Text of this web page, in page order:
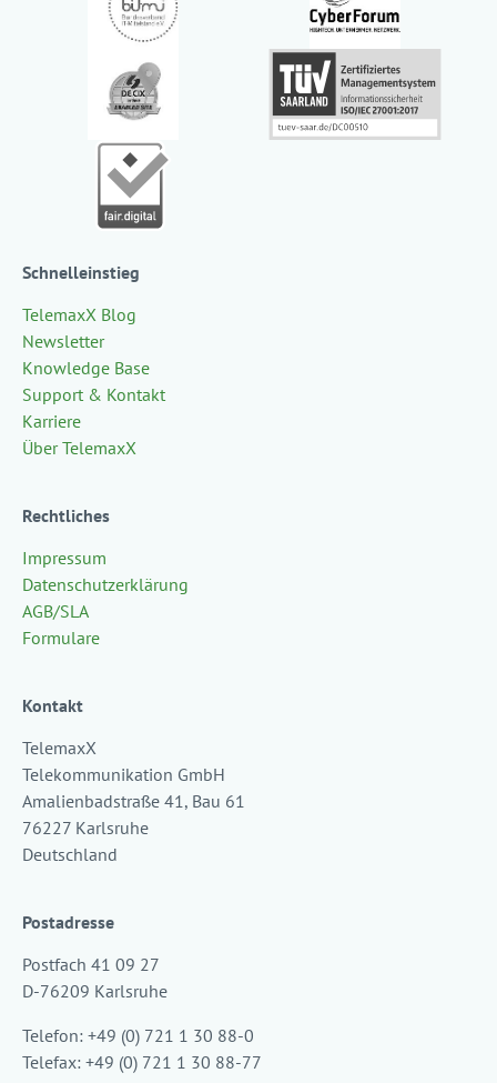
Schnelleinstieg
TelemaxX Blog
Newsletter
Knowledge Base
Support & Kontakt
Karriere
Über TelemaxX
Rechtliches
Impressum
Datenschutzerklärung
AGB/SLA
Formulare
Kontakt
TelemaxX
Telekommunikation GmbH
Amalienbadstraße 41, Bau 61
76227 Karlsruhe
Deutschland
Postadresse
Postfach 41 09 27
D-76209 Karlsruhe
Telefon: +49 (0) 721 1 30 88-0
Telefax: +49 (0) 721 1 30 88-77